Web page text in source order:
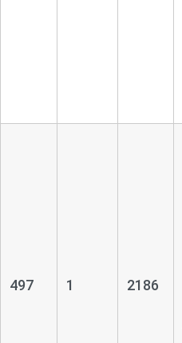
497 1 2186